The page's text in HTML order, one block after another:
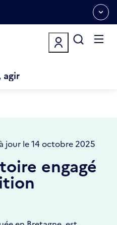
agir
jour le 14 octobre 2025
engagé